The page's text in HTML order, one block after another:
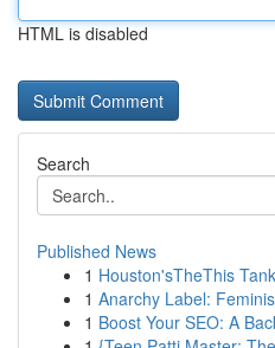
HTML is disabled
Search
Published News
1 Houston'sTheThis
1 Anarchy Label:
1 Boost Your SEO: A